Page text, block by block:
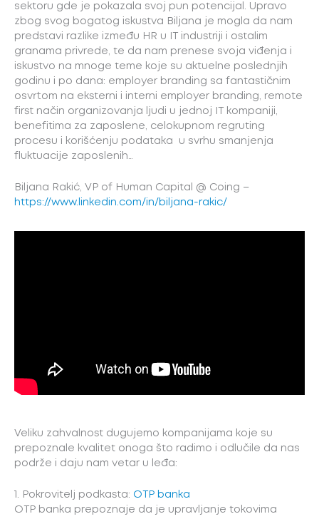
sektoru gde je pokazala svoj pun potencijal. Upravo
zbog svog bogatog iskustva Biljana je mogla da nam
predstavi razlike između HR u IT industriji i ostalim
granama privrede, te da nam prenese svoja viđenja i
iskustvo na mnoge teme koje su aktuelne poslednjih
godinu i po dana: employer branding sa fantastičnim
osvrtom na eksterni i interni employer branding, remote
first način organizovanja ljudi u jednoj IT kompaniji,
benefitima za zaposlene, celokupnom regruting
procesu i korišćenju podataka u svrhu smanjenja
fluktuacije zaposlenih…
Biljana Rakić, VP of Human Capital @ Coing –
https://www.linkedin.com/in/biljana-rakic/
Veliku zahvalnost dugujemo kompanijama koje su
prepoznale kvalitet onoga što radimo i odlučile da nas
podrže i daju nam vetar u leđa:
1. Pokrovitelj podkasta: OTP banka
OTP banka prepoznaje da je upravljanje tokovima